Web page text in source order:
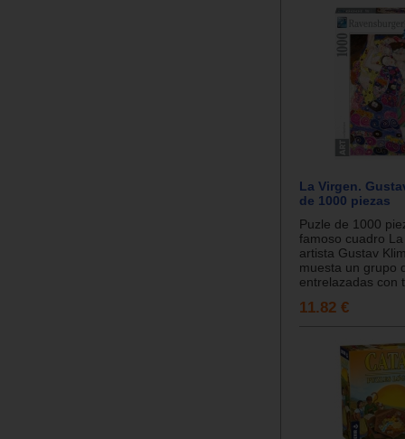
La Virgen.
de 1000 piezas
Puzle de 1000
famoso cuadro
artista Gustav
muesta un grupo
entrelazadas con
11.82 €